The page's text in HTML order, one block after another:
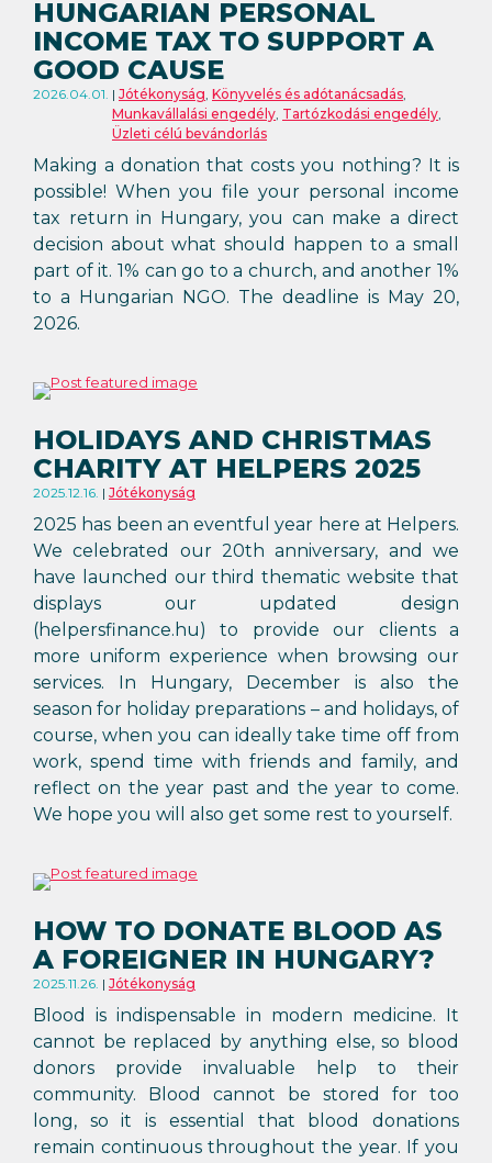
HUNGARIAN PERSONAL
INCOME TAX TO SUPPORT A
GOOD CAUSE
2026.04.01. Jótékonyság, Könyvelés és adótanácsadás,
Munkavállalási engedély, Tartózkodási engedély,
Üzleti célú bevándorlás
Making a donation that costs you nothing? It is
possible! When you file your personal income
tax return in Hungary, you can make a direct
decision about what should happen to a small
part of it. 1% can go to a church, and another 1%
to a Hungarian NGO. The deadline is May 20,
2026.
HOLIDAYS AND CHRISTMAS
CHARITY AT HELPERS 2025
2025.12.16. Jótékonyság
2025 has been an eventful year here at Helpers.
We celebrated our 20th anniversary, and we
have launched our third thematic website that
displays our updated design
(helpersfinance.hu) to provide our clients a
more uniform experience when browsing our
services. In Hungary, December is also the
season for holiday preparations – and holidays, of
course, when you can ideally take time off from
work, spend time with friends and family, and
reflect on the year past and the year to come.
We hope you will also get some rest to yourself.
HOW TO DONATE BLOOD AS
A FOREIGNER IN HUNGARY?
2025.11.26. Jótékonyság
Blood is indispensable in modern medicine. It
cannot be replaced by anything else, so blood
donors provide invaluable help to their
community. Blood cannot be stored for too
long, so it is essential that blood donations
remain continuous throughout the year. If you